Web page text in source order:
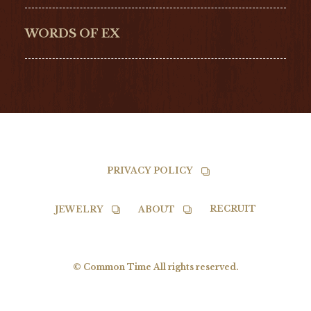
NORQAIN
TISSOT
WORDS OF EX
PRIVACY POLICY
© Common Time All rights reserved.
JEWELRY ABOUT RECRUIT